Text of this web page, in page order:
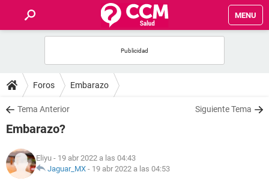
MENU
FOROS
SALUD
NUTRICIÓN
Foros Embarazo
Tema Anterior Siguiente Tema
Embarazo?
Eliyu - 19 abr 2022 a las 04:43
Jaguar_MX - 19 abr 2022 a las 04:53